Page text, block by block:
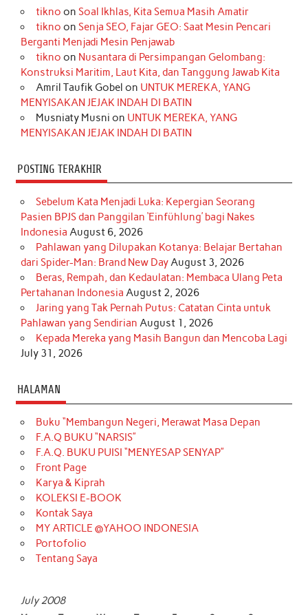
b
o
k
a
r
a
m
o
k
e
r
e
s
t
e
d
I
n
t
r
u
e
tikno on Soal Ikhlas, Kita Semua Masih Amatir
tikno on Senja SEO, Fajar GEO: Saat Mesin Pencari
Berganti Menjadi Mesin Penjawab
tikno on Nusantara di Persimpangan Gelombang:
Konstruksi Maritim, Laut Kita, dan Tanggung Jawab Kita
Amril Taufik Gobel on UNTUK MEREKA, YANG
MENYISAKAN JEJAK INDAH DI BATIN
Musniaty Musni on UNTUK MEREKA, YANG
MENYISAKAN JEJAK INDAH DI BATIN
POSTING TERAKHIR
Sebelum Kata Menjadi Luka: Kepergian Seorang
Pasien BPJS dan Panggilan ‘Einfühlung’ bagi Nakes
Indonesia August 6, 2026
Pahlawan yang Dilupakan Kotanya: Belajar Bertahan
dari Spider-Man: Brand New DayAugust 3, 2026
Beras, Rempah, dan Kedaulatan: Membaca Ulang Peta
Pertahanan Indonesia August 2, 2026
Jaring yang Tak Pernah Putus: Catatan Cinta untuk
Pahlawan yang Sendirian August 1, 2026
Kepada Mereka yang Masih Bangun dan Mencoba Lagi
July 31, 2026
HALAMAN
Buku “Membangun Negeri, Merawat Masa Depan
F.A.Q BUKU “NARSIS”
F.A.Q. BUKU PUISI “MENYESAP SENYAP”
Front Page
Karya & Kiprah
KOLEKSI E-BOOK
Kontak Saya
MY ARTICLE @YAHOO INDONESIA
Portofolio
Tentang Saya
July 2008